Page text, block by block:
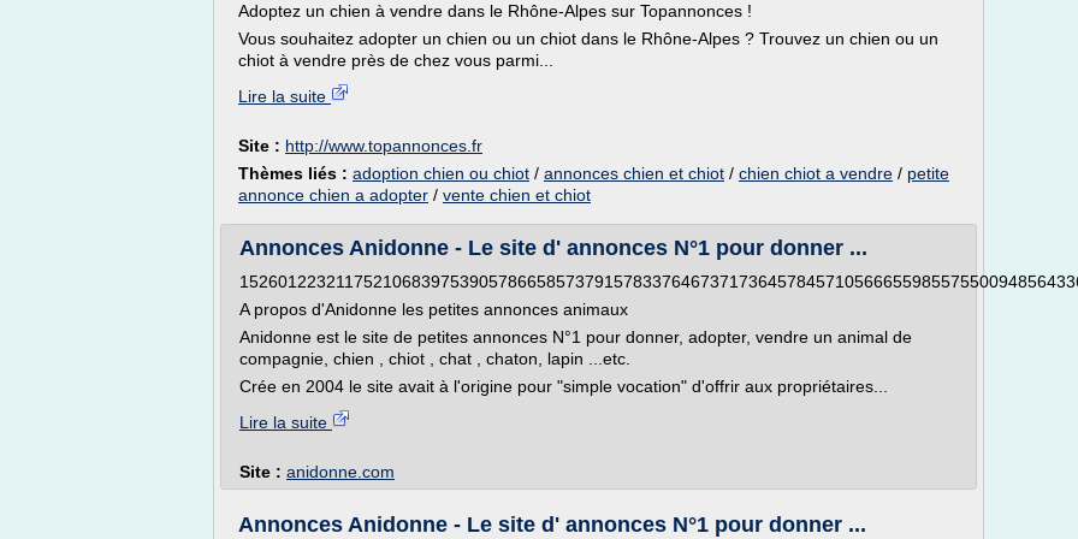
Adoptez un chien à vendre dans le Rhône-Alpes sur Topannonces !
Vous souhaitez adopter un chien ou un chiot dans le Rhône-Alpes ? Trouvez un chien ou un
chiot à vendre près de chez vous parmi...
Lire la suite
Site : http://www.topannonces.fr
Thèmes liés : adoption chien ou chiot / annonces chien et chiot / chien chiot a vendre / petite
annonce chien a adopter / vente chien et chiot
Annonces Anidonne - Le site d' annonces N°1 pour donner ...
A propos d'Anidonne les petites annonces animaux
Anidonne est le site de petites annonces N°1 pour donner, adopter, vendre un animal de
compagnie, chien , chiot , chat , chaton, lapin ...etc.
Crée en 2004 le site avait à l'origine pour "simple vocation" d'offrir aux propriétaires...
Lire la suite
Site : anidonne.com
Annonces Anidonne - Le site d' annonces N°1 pour donner ...